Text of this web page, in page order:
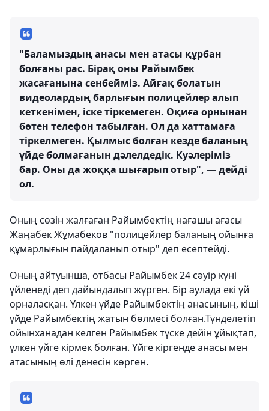
"Баламыздың анасы мен атасы құрбан
болғаны рас. Бірақ оны Райымбек
жасағанына сенбейміз. Айғақ болатын
видеолардың барлығын полицейлер алып
кеткенімен, іске тіркемеген. Оқиға орнынан
бөтен телефон табылған. Ол да хаттамаға
тіркелмеген. Қылмыс болған кезде баланың
үйде болмағанын дәлелдедік. Куәлеріміз
бар. Оны да жоққа шығарып отыр", — дейді
ол.
Оның сөзін жалғаған Райымбектің нағашы ағасы
Жаңабек Жұмабеков "полицейлер баланың ойынға
құмарлығын пайдаланып отыр" деп есептейді.
Оның айтуынша, отбасы Райымбек 24 сәуір күні
үйленеді деп дайындалып жүрген. Бір аулада екі үй
орналасқан. Үлкен үйде Райымбектің анасының, кіші
үйде Райымбектің жатын бөлмесі болған.Түнделетіп
ойынханадан келген Райымбек түске дейін ұйықтап,
үлкен үйге кірмек болған. Үйге кіргенде анасы мен
атасының өлі денесін көрген.